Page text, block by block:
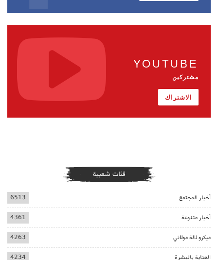
YOUTUBE
مشتركين
الاشتراك
فئات شعبية
أخبار المجتمع 6513
أخبار متنوعة 4361
ميكرو لالة مولاتي 4263
العناية بالبشرة 4234